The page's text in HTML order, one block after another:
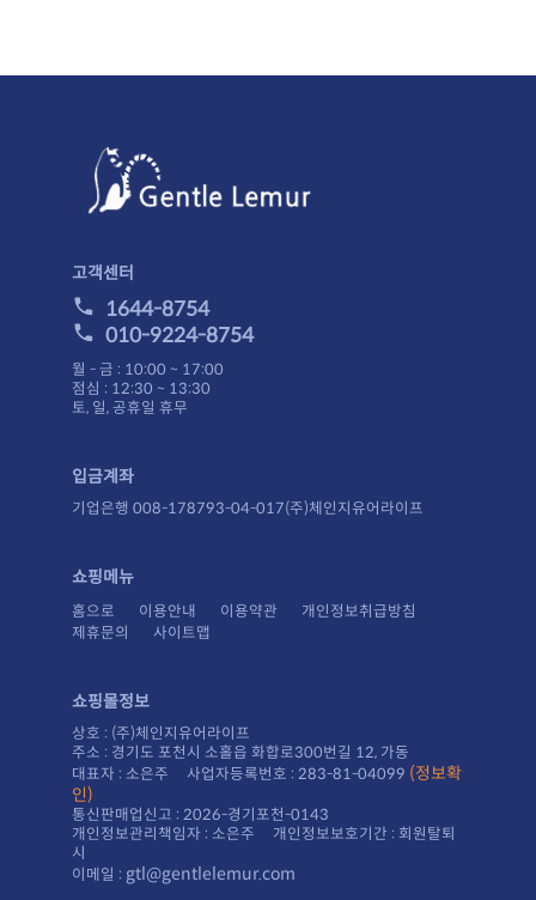
고객센터
1644-8754
010-9224-8754
월 - 금 : 10:00 ~ 17:00
점심 : 12:30 ~ 13:30
토, 일, 공휴일 휴무
입금계좌
기업은행 008-178793-04-017(주)체인지유어라이프
쇼핑메뉴
홈으로 이용안내 이용약관
개인정보취급방침
제휴문의
사이트맵
쇼핑몰정보
상호 : (주)체인지유어라이프
주소 : 경기도 포천시 소홀읍 화합로300번길 12, 가동
대표자 : 소은주 사업자등록번호 : 283-81-04099
인)
통신판매업신고 : 2026-경기포천-0143
시
이메일 : gtl@gentlelemur.com